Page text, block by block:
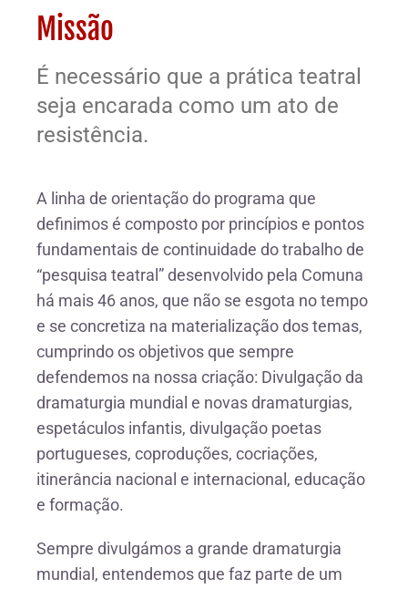
Missão
É necessário que a prática teatral
seja encarada como um ato de
resistência.
A linha de orientação do programa que
definimos é composto por princípios e pontos
fundamentais de continuidade do trabalho de
“pesquisa teatral” desenvolvido pela Comuna
há mais 46 anos, que não se esgota no tempo
e se concretiza na materialização dos temas,
cumprindo os objetivos que sempre
defendemos na nossa criação: Divulgação da
dramaturgia mundial e novas dramaturgias,
espetáculos infantis, divulgação poetas
portugueses, coproduções, cocriações,
itinerância nacional e internacional, educação
e formação.
Sempre divulgámos a grande dramaturgia
mundial, entendemos que faz parte de um